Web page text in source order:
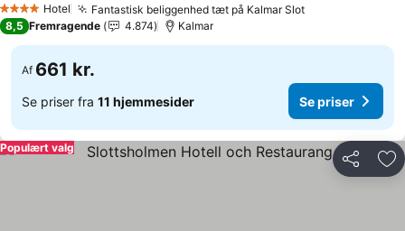
4 StjernerHotel Fantastisk beliggenhed tæt på Kalmar Slot
8,5 Fremragende 4.874 Kalmar
Af 661 kr.
Se priser fra 11 hjemmesider Se priser
Del
Populært valg